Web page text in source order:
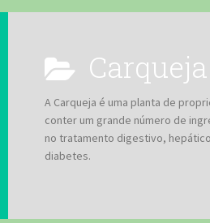
Carqueja
A Carqueja é uma planta de
conter um grande número de
no tratamento digestivo,
diabetes.